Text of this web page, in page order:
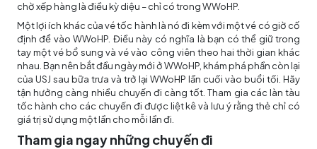
chờ xếp hàng là điều kỳ diệu – chỉ có trong WWoHP.
Một lợi ích khác của vé tốc hành là nó đi kèm với một vé có giờ cố
định để vào WWoHP. Điều này có nghĩa là bạn có thể giữ trong
tay một vé bổ sung và vé vào công viên theo hai thời gian khác
nhau. Bạn nên bắt đầu ngày mới ở WWoHP, khám phá phần còn lại
của USJ sau bữa trưa và trở lại WWoHP lần cuối vào buổi tối. Hãy
tận hưởng càng nhiều chuyến đi càng tốt. Tham gia các làn tàu
tốc hành cho các chuyến đi được liệt kê và lưu ý rằng thẻ chỉ có
giá trị sử dụng một lần cho mỗi lần đi.
Tham gia ngay những chuyến đi